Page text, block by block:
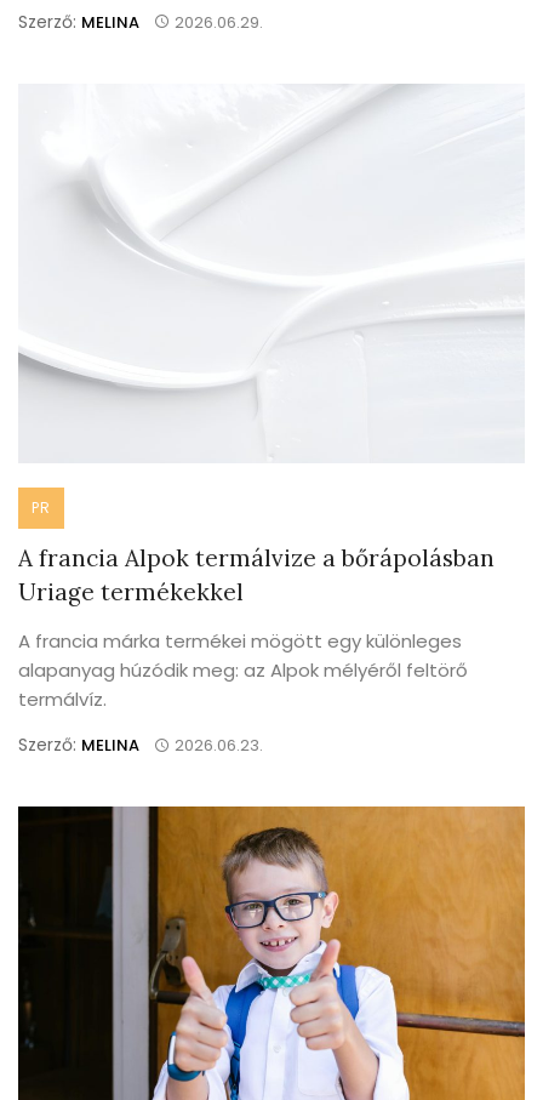
Szerző: MELINA 2026.06.29.
PR
A francia Alpok termálvize a bőrápolásban
Uriage termékekkel
A francia márka termékei mögött egy különleges
alapanyag húzódik meg: az Alpok mélyéről feltörő
termálvíz.
Szerző: MELINA 2026.06.23.